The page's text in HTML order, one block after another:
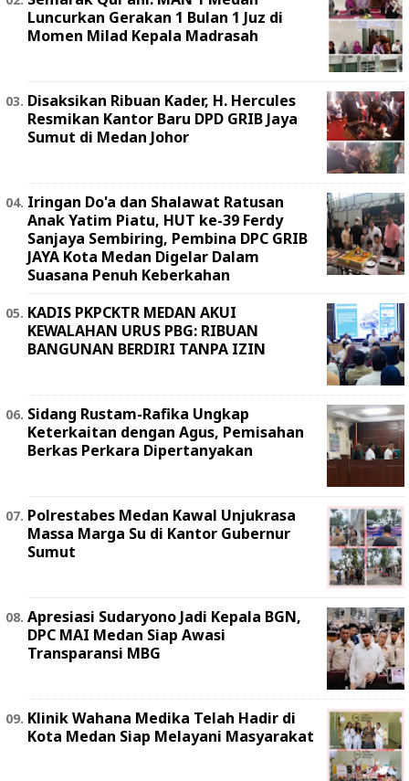
Luncurkan Gerakan 1 Bulan 1 Juz di
Momen Milad Kepala Madrasah
Disaksikan Ribuan Kader, H. Hercules
Resmikan Kantor Baru DPD GRIB Jaya
Sumut di Medan Johor
Iringan Do'a dan Shalawat Ratusan
Anak Yatim Piatu, HUT ke-39 Ferdy
Sanjaya Sembiring, Pembina DPC GRIB
JAYA Kota Medan Digelar Dalam
Suasana Penuh Keberkahan
KADIS PKPCKTR MEDAN AKUI
KEWALAHAN URUS PBG: RIBUAN
BANGUNAN BERDIRI TANPA IZIN
Sidang Rustam-Rafika Ungkap
Keterkaitan dengan Agus, Pemisahan
Berkas Perkara Dipertanyakan
Polrestabes Medan Kawal Unjukrasa
Massa Marga Su di Kantor Gubernur
Sumut
Apresiasi Sudaryono Jadi Kepala BGN,
DPC MAI Medan Siap Awasi
Transparansi MBG
Klinik Wahana Medika Telah Hadir di
Kota Medan Siap Melayani Masyarakat